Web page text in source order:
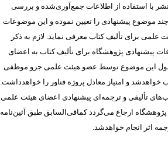
با استفاده از اطلاعات جمع‌آوری‌شده و بررسی
موضوع پیشنهادی را تعیین نموده و این موضوعات
علمی برای تألیف کتاب معرفی نماید. لازم به ذکر
پیشنهادی پژوهشگاه برای تألیف کتاب به اعضای
این موضوع توسط عضو هیئت علمی جزو موظفی
و امتیاز معادل پروژه فناور را خواهدداشت.
تألیفی و ترجمه‌ای پیشنهادی اعضای هيئت علمی
ارجاع می‌گردد کما‌فی‌السابق طبق آئین‌نامه
اثر انجام خواهدشد.